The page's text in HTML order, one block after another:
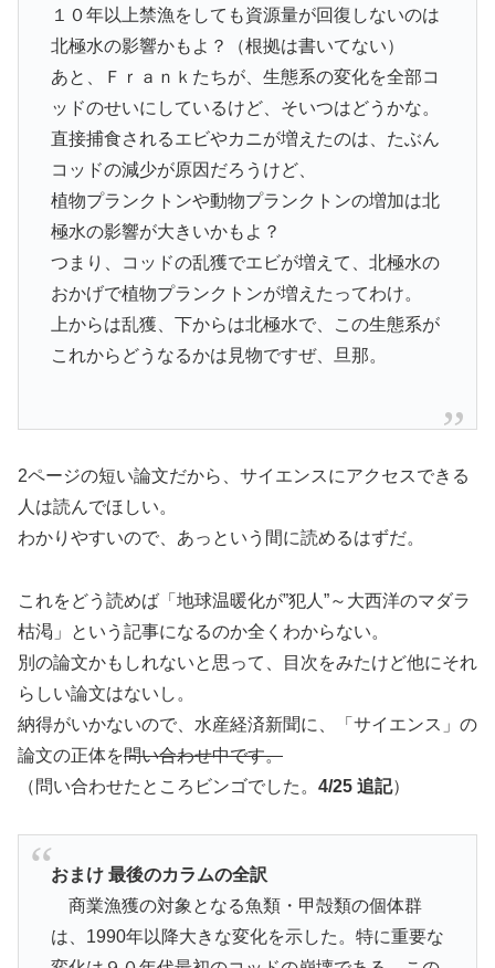
１０年以上禁漁をしても資源量が回復しないのは
北極水の影響かもよ？（根拠は書いてない）
あと、Ｆｒａｎｋたちが、生態系の変化を全部コ
ッドのせいにしているけど、そいつはどうかな。
直接捕食されるエビやカニが増えたのは、たぶん
コッドの減少が原因だろうけど、
植物プランクトンや動物プランクトンの増加は北
極水の影響が大きいかもよ？
つまり、コッドの乱獲でエビが増えて、北極水の
おかげで植物プランクトンが増えたってわけ。
上からは乱獲、下からは北極水で、この生態系が
これからどうなるかは見物ですぜ、旦那。
2ページの短い論文だから、サイエンスにアクセスできる
人は読んでほしい。
わかりやすいので、あっという間に読めるはずだ。
これをどう読めば「地球温暖化が”犯人”～大西洋のマダラ
枯渇」という記事になるのか全くわからない。
別の論文かもしれないと思って、目次をみたけど他にそれ
らしい論文はないし。
納得がいかないので、水産経済新聞に、「サイエンス」の
論文の正体を問い合わせ中です。
（問い合わせたところビンゴでした。 4/25 追記）
おまけ 最後のカラムの全訳
商業漁獲の対象となる魚類・甲殻類の個体群
は、1990年以降大きな変化を示した。特に重要な